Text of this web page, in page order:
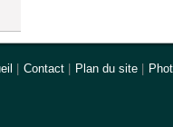
Contact Plan du site